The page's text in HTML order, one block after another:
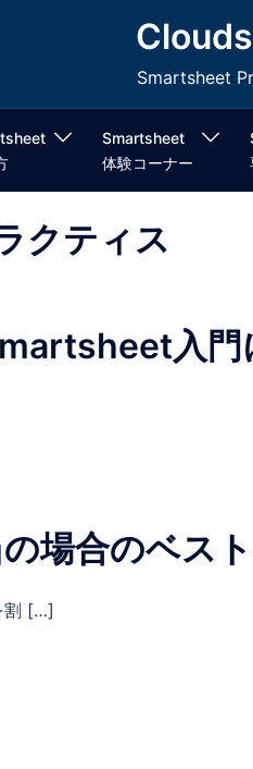
Smartsheet
Smartsheet
体験コーナー
クティス
入門
場合のベス
割 […]